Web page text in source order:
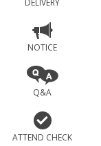
DELIVERY
NOTICE
Q&A
ATTEND CHECK